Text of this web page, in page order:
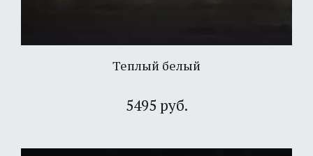
Теплый белый
5495 руб.